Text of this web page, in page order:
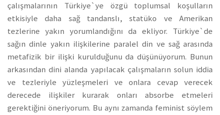
çalışmalarının Türkiye`ye özgü toplumsal koşulların
etkisiyle daha sağ tandanslı, statüko ve Amerikan
tezlerine yakın yorumlandığını da ekliyor. Türkiye`de
sağın dinle yakın ilişkilerine paralel din ve sağ arasında
metafizik bir ilişki kurulduğunu da düşünüyorum. Bunun
arkasından dini alanda yapılacak çalışmaların solun iddia
ve tezleriyle yüzleşmeleri ve onlara cevap verecek
derecede ilişkiler kurarak onları absorbe etmeleri
gerektiğini öneriyorum. Bu aynı zamanda feminist söylem